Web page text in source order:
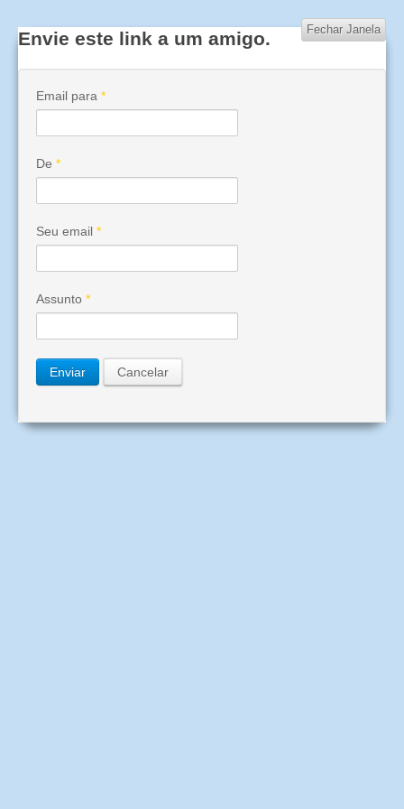
Envie este link a um amigo. Fechar Janela
Email para *
De *
Seu email *
Assunto *
Enviar Cancelar